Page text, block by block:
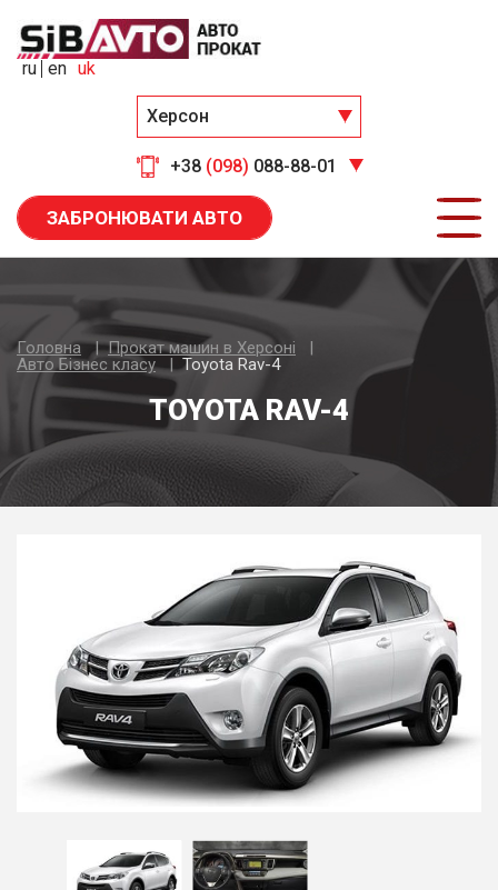
Херсон
+38 (098) 088-88-01
ru en uk
ЗАБРОНЮВАТИ АВТО
Головна
Прокат машин в Херсоні
Авто Бiзнес класу
Toyota Rav-4
TOYOTA RAV-4